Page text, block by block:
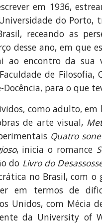
em 1936,
do
receando as
desse ano, em que
ao encontro da sua
de Filosofia,
para o que
como adulto,
de arte visual,
Quatro
, inicia o romance
do Livro do
no Brasil, com
em termos de
Unidos, com Mécia
da University of